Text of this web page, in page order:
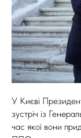
У Києві
зустріч із
час якої вони